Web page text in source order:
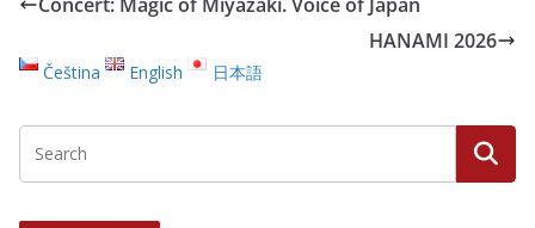
HANAMI 2026
Čeština English 日本語